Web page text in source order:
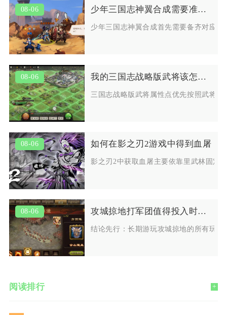
08-06 少年三国志神翼合成需要准备什么
少年三国志神翼合成首先需要备齐对应
08-06 我的三国志战略版武将该怎样配置属性点
三国志战略版武将属性点优先按照武将
08-06 如何在影之刃2游戏中得到血屠
影之刃2中获取血屠主要依靠里武林固定
08-06 攻城掠地打军团值得投入时间吗
结论先行：长期游玩攻城掠地的所有玩
阅读排行 +